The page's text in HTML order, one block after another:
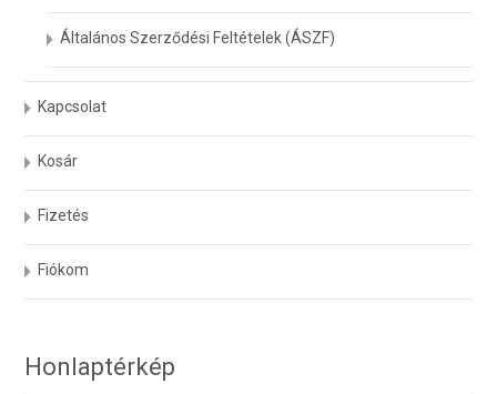
Általános Szerződési Feltételek (ÁSZF)
Kapcsolat
Kosár
Fizetés
Fiókom
Honlaptérkép